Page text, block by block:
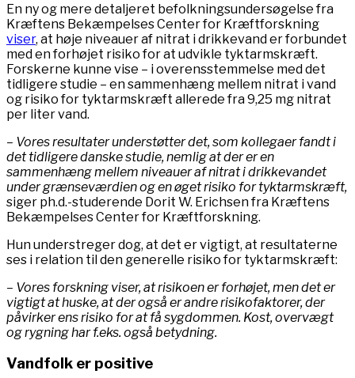
En ny og mere detaljeret befolkningsundersøgelse fra
Kræftens Bekæmpelses Center for Kræftforskning
viser, at høje niveauer af nitrat i drikkevand er forbundet
med en forhøjet risiko for at udvikle tyktarmskræft.
Forskerne kunne vise – i overensstemmelse med det
tidligere studie – en sammenhæng mellem nitrat i vand
og risiko for tyktarmskræft allerede fra 9,25 mg nitrat
per liter vand.
– Vores resultater understøtter det, som kollegaer fandt i
det tidligere danske studie, nemlig at der er en
sammenhæng mellem niveauer af nitrat i drikkevandet
under grænseværdien og en øget risiko for tyktarmskræft,
siger ph.d.-studerende Dorit W. Erichsen fra Kræftens
Bekæmpelses Center for Kræftforskning.
Hun understreger dog, at det er vigtigt, at resultaterne
ses i relation til den generelle risiko for tyktarmskræft:
– Vores forskning viser, at risikoen er forhøjet, men det er
vigtigt at huske, at der også er andre risikofaktorer, der
påvirker ens risiko for at få sygdommen. Kost, overvægt
og rygning har f.eks. også betydning.
Vandfolk er positive